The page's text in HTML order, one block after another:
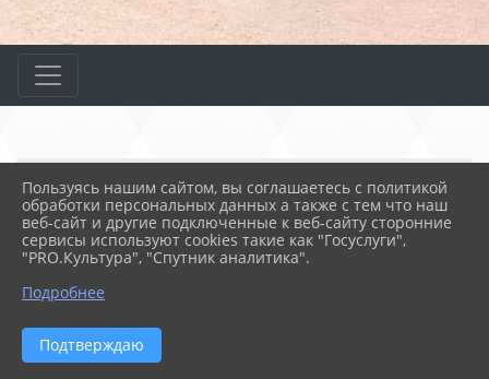
Главная МЕРОПРИЯТИЯ
Новости
Фиджитал спорт
18.04.2025 05:56
Пользуясь нашим сайтом, вы соглашаетесь с политикой
обработки персональных данных а также с тем что наш
веб-сайт и другие подключенные к веб-сайту сторонние
сервисы используют cookies такие как "Госуслуги",
"PRO.Культура", "Спутник аналитика".
Подробнее
Подтверждаю